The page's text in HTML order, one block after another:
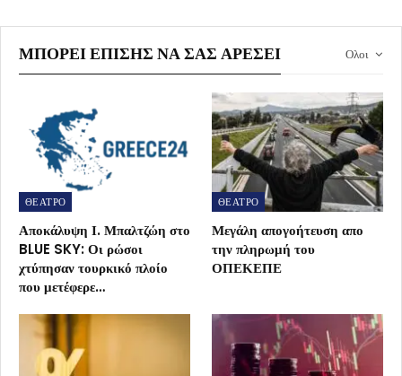
Ολοι
ΜΠΟΡΕΊ ΕΠΊΣΗΣ ΝΑ ΣΑΣ ΑΡΈΣΕΙ
ΘΕΑΤΡΟ
Αποκάλυψη Ι. Μπαλτζώη στο
BLUE SKY: Οι ρώσοι
χτύπησαν τουρκικό πλοίο
που μετέφερε…
ΘΕΑΤΡΟ
Μεγάλη απογοήτευση απο
την πληρωμή του
ΟΠΕΚΕΠΕ